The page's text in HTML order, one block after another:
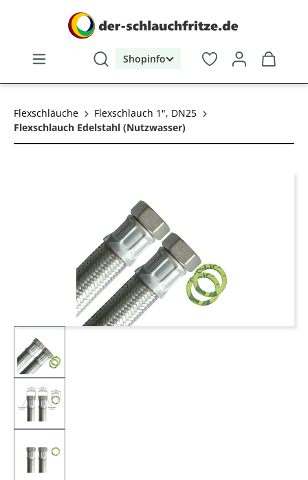
Shopinfo
Flexschläuche
Flexschlauch 1", DN25
Flexschlauch Edelstahl (Nutzwasser)